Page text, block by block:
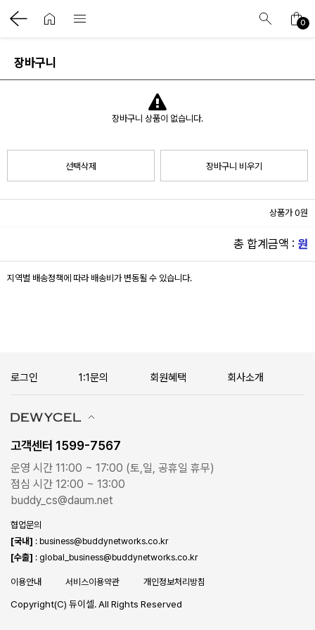
0
장바구니
장바구니 상품이 없습니다.
선택삭제 장바구니 비우기
상품가 0원
총 합계금액 : 원
지역별 배송정책에 따라 배송비가 변동될 수 있습니다.
로그인 1:1문의 회원혜택 회사소개
고객센터 1599-7567
운영 시간 11:00 ~ 17:00 (토,일, 공휴일 휴무)
점심 시간 12:00 ~ 13:00
buddy_cs@daum.net
협업문의
[국내] : business@buddynetworks.co.kr
[수출] : global_business@buddynetworks.co.kr
이용안내 서비스이용약관 개인정보처리방침
Copyright(C) 듀이셀. All Rights Reserved